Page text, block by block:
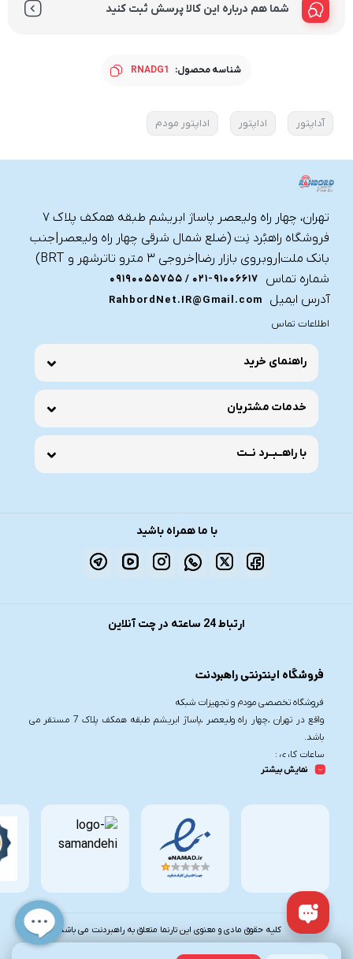
شما هم درباره این کالا پرسش ثبت کنید
شناسه محصول: RNADG1
آداپتور اداپتور اداپتور مودم
تهران، چهار راه ولیعصر پاساژ ابریشم طبقه همکف پلاک ۷
فروشگاه راهبُرد نِت (ضلع شمال شرقی چهار راه ولیعصر|جنب
بانک ملت|روبروی بازار رضا|خروجی ۳ مترو تاترشهر و BRT)‎‎
شماره تماس
021-91006617 / 09190055755
آدرس ایمیل
RahbordNet.IR@Gmail.com
اطلاعات تماس
راهنمای خرید
خدمات مشتریان
با راهــبــرد نــت
با ما همراه باشید
ارتباط 24 ساعته در چت آنلاین
فروشگاه اینترنتی راهبردنت
فروشگاه تخصصی مودم و تجهیزات شبکه
واقع در تهران ،چهار راه ولیعصر ،پاساژ ابریشم طبقه همکف پلاک 7 مستقر می
باشد.
ساعات کاری :
شنبه تا چهارشنبه از ساعت 9.30 تا 20
تلفن تماس :
نمایش بیشتر
کلیه حقوق مادی و معنوی این تارنما متعلق به راهبردنت می باشد.